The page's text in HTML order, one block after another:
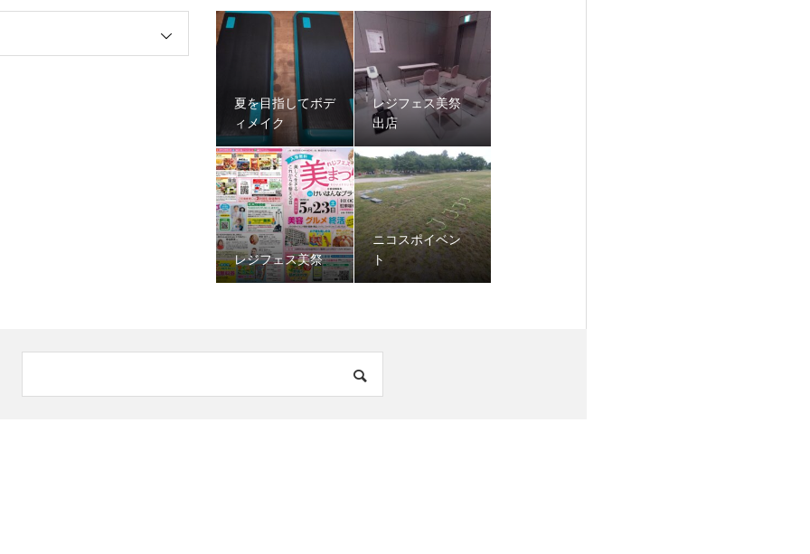
夏を目指してボデ
ィメイク
レジフェス美祭
出店
レジフェス美祭
ニコスポイベン
ト